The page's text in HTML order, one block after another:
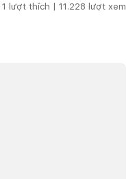
1 lượt thích | 11.228 lượt xem